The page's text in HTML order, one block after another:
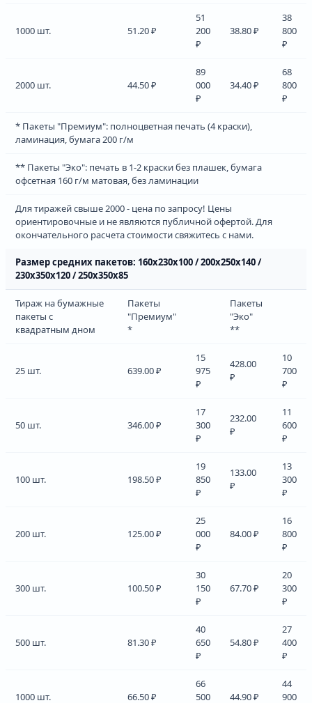
1000 шт. 51.20 ₽
51
200
₽
38.80 ₽
38
800
₽
2000 шт. 44.50 ₽
89
000
₽
34.40 ₽
68
800
₽
* Пакеты "Премиум": полноцветная печать (4 краски),
ламинация, бумага 200 г/м
** Пакеты "Эко": печать в 1-2 краски без плашек, бумага
офсетная 160 г/м матовая, без ламинации
Для тиражей свыше 2000 - цена по запросу! Цены
ориентировочные и не являются публичной офертой. Для
окончательного расчета стоимости свяжитесь с нами.
Размер средних пакетов: 160х230х100 / 200х250х140 /
230х350х120 / 250х350х85
Тираж на бумажные
пакеты с
квадратным дном
Пакеты
"Премиум"
*
Пакеты
"Эко"
**
25 шт. 639.00 ₽
15
975
₽
428.00
₽
10
700
₽
50 шт. 346.00 ₽
17
300
₽
232.00
₽
11
600
₽
100 шт. 198.50 ₽
19
850
₽
133.00
₽
13
300
₽
200 шт. 125.00 ₽
25
000
₽
84.00 ₽
16
800
₽
300 шт. 100.50 ₽
30
150
₽
67.70 ₽
20
300
₽
500 шт. 81.30 ₽
40
650
₽
54.80 ₽
27
400
₽
1000 шт. 66.50 ₽
66
500
44.90 ₽
44
900